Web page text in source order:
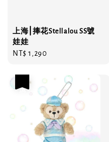
上海⎮捧花Stellalou SS號
娃娃
Regular
NT$ 1,290